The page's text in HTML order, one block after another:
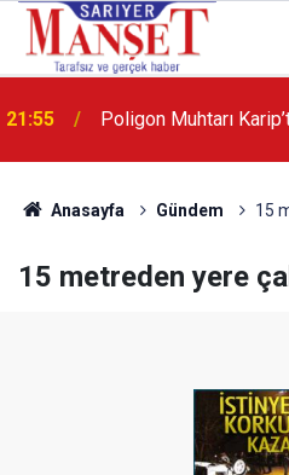
21:55 Poligon Muhtarı
13:36 'Poligon'da İstanbul'a
Anasayfa Gündem 15
15 metreden yere